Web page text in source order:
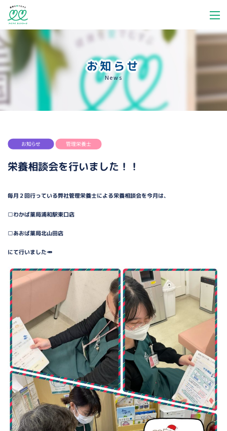
お知らせ
News
お知らせ 管理栄養士
栄養相談会を行いました！！
毎月２回行っている弊社管理栄養士による栄養相談会を今月は、
□わかば薬局浦和駅東口店
□あおば薬局北山田店
にて行いました🥕